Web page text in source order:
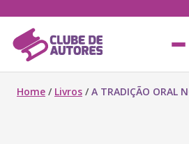
Home / Livros /A TRADIÇÃO ORAL